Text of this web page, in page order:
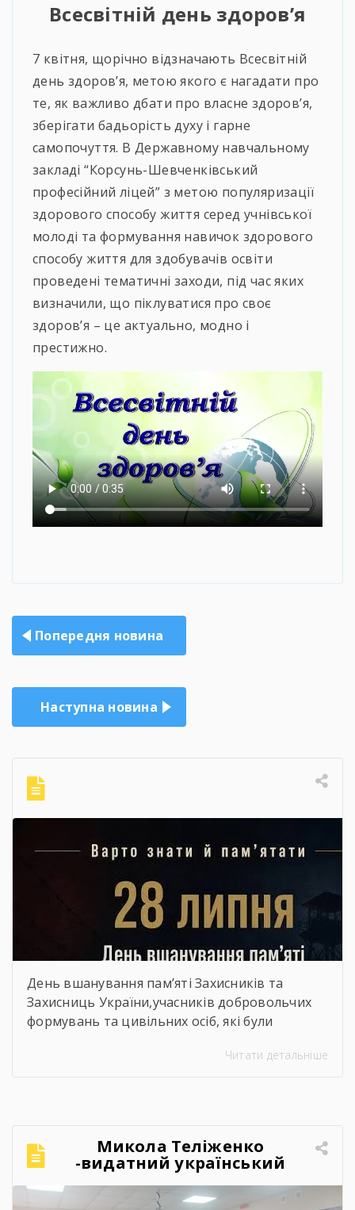
Всесвітній день здоров’я
7 квітня, щорічно відзначають Всесвітній
день здоров’я, метою якого є нагадати про
те, як важливо дбати про власне здоров’я,
зберігати бадьорість духу і гарне
самопочуття. В Державному навчальному
закладі “Корсунь-Шевченківський
професійний ліцей” з метою популяризації
здорового способу життя серед учнівської
молоді та формування навичок здорового
способу життя для здобувачів освіти
проведені тематичні заходи, під час яких
визначили, що піклуватися про своє
здоров’я – це актуально, модно і
престижно.
Навігація
записів
Попередня новина
Наступна новина
День вшанування пам’яті Захисників та
Захисниць України,учасників добровольчих
формувань та цивільних осіб, які були
Читати детальніше
Микола Теліженко
-видатний український
художник, графік,
скульптор, майстер